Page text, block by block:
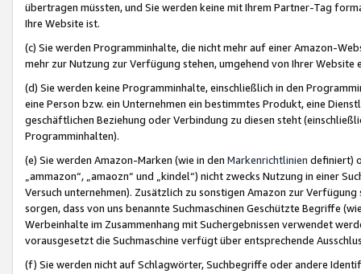
übertragen müssten, und Sie werden keine mit Ihrem Partner-Tag
Ihre Website ist.
(c) Sie werden Programminhalte, die nicht mehr auf einer Amazon-
mehr zur Nutzung zur Verfügung stehen, umgehend von Ihrer
(d) Sie werden keine Programminhalte, einschließlich in den
eine Person bzw. ein Unternehmen ein bestimmtes Produkt, eine
geschäftlichen Beziehung oder Verbindung zu diesen steht
Programminhalten).
(e) Sie werden Amazon-Marken (wie in den Markenrichtlinien definiert)
„ammazon“, „amaozn“ und „kindel“) nicht zwecks Nutzung in einer
Versuch unternehmen). Zusätzlich zu sonstigen Amazon zur
sorgen, dass von uns benannte Suchmaschinen Geschützte Begriffe
Werbeinhalte im Zusammenhang mit Suchergebnissen verwendet
vorausgesetzt die Suchmaschine verfügt über entsprechende
(f) Sie werden nicht auf Schlagwörter, Suchbegriffe oder andere